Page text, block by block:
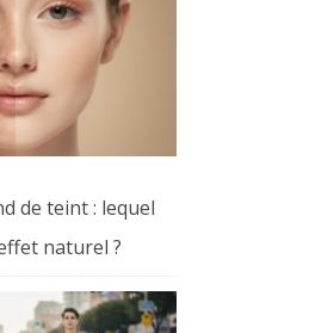
de teint : lequel
naturel ?